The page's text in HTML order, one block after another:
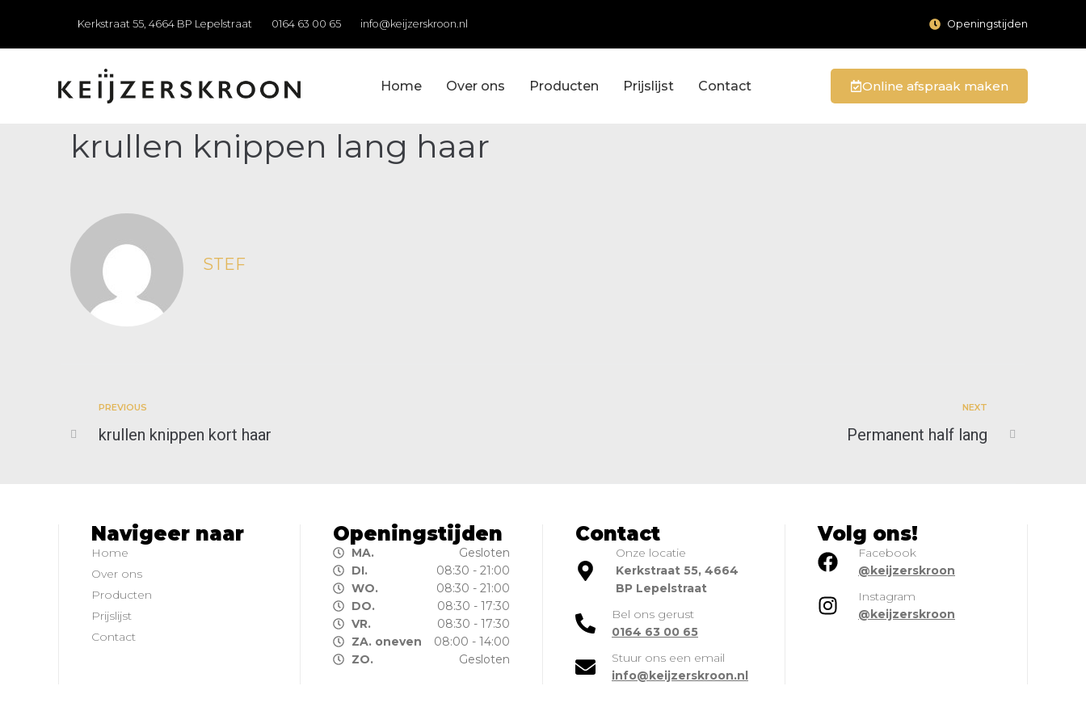
Kerkstraat 55, 4664 BP Lepelstraat 0164 63 00 65 info@keijzerskroon.nl Openingstijden
Home Over ons Producten Prijslijst Contact Online afspraak maken
krullen knippen lang haar
STEF
PREVIOUS
krullen knippen kort haar
NEXT
Permanent half lang
Navigeer naar
Home
Over ons
Producten
Prijslijst
Contact
Openingstijden
MA.
Gesloten
DI.
08:30 - 21:00
WO.
08:30 - 21:00
DO.
08:30 - 17:30
VR.
08:30 - 17:30
ZA. oneven
08:00 - 14:00
ZO.
Gesloten
Contact
Onze locatie
Kerkstraat 55, 4664
BP Lepelstraat
Bel ons gerust
0164 63 00 65
Stuur ons een email
info@keijzerskroon.nl
Volg ons!
Facebook
@keijzerskroon
Instagram
@keijzerskroon